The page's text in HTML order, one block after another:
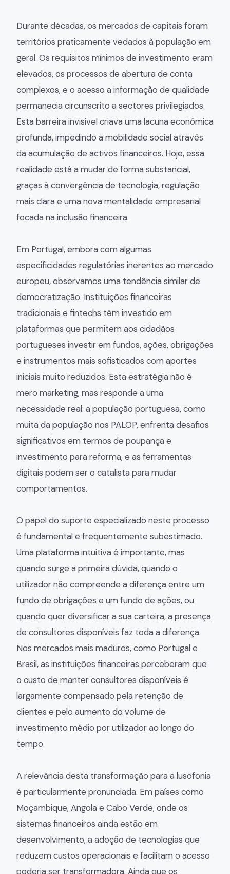
Durante décadas, os mercados de capitais foram
territórios praticamente vedados à população em
geral. Os requisitos mínimos de investimento eram
elevados, os processos de abertura de conta
complexos, e o acesso a informação de qualidade
permanecia circunscrito a sectores privilegiados.
Esta barreira invisível criava uma lacuna económica
profunda, impedindo a mobilidade social através
da acumulação de activos financeiros. Hoje, essa
realidade está a mudar de forma substancial,
graças à convergência de tecnologia, regulação
mais clara e uma nova mentalidade empresarial
focada na inclusão financeira.
Em Portugal, embora com algumas
especificidades regulatórias inerentes ao mercado
europeu, observamos uma tendência similar de
democratização. Instituições financeiras
tradicionais e fintechs têm investido em
plataformas que permitem aos cidadãos
portugueses investir em fundos, ações, obrigações
e instrumentos mais sofisticados com aportes
iniciais muito reduzidos. Esta estratégia não é
mero marketing, mas responde a uma
necessidade real: a população portuguesa, como
muita da população nos PALOP, enfrenta desafios
significativos em termos de poupança e
investimento para reforma, e as ferramentas
digitais podem ser o catalista para mudar
comportamentos.
O papel do suporte especializado neste processo
é fundamental e frequentemente subestimado.
Uma plataforma intuitiva é importante, mas
quando surge a primeira dúvida, quando o
utilizador não compreende a diferença entre um
fundo de obrigações e um fundo de ações, ou
quando quer diversificar a sua carteira, a presença
de consultores disponíveis faz toda a diferença.
Nos mercados mais maduros, como Portugal e
Brasil, as instituições financeiras perceberam que
o custo de manter consultores disponíveis é
largamente compensado pela retenção de
clientes e pelo aumento do volume de
investimento médio por utilizador ao longo do
tempo.
A relevância desta transformação para a lusofonia
é particularmente pronunciada. Em países como
Moçambique, Angola e Cabo Verde, onde os
sistemas financeiros ainda estão em
desenvolvimento, a adoção de tecnologias que
reduzem custos operacionais e facilitam o acesso
poderia ser transformadora. Ainda que os